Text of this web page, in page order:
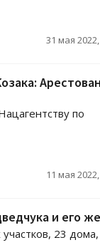
31 мая
по
11 мая
и его
23